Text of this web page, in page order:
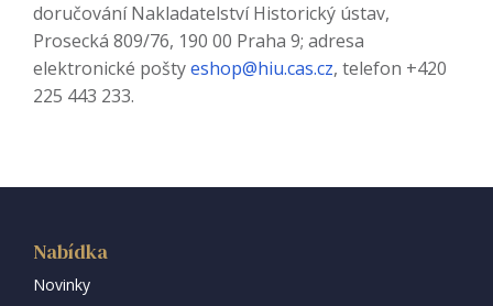
doručování Nakladatelství Historický ústav,
Prosecká 809/76, 190 00 Praha 9; adresa
elektronické poštyeshop@hiu.cas.cz, telefon +420
225 443 233.
Nabídka
Novinky